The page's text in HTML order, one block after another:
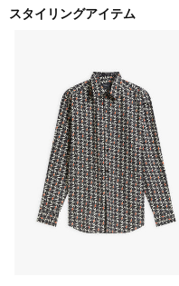
スタイリングアイテム